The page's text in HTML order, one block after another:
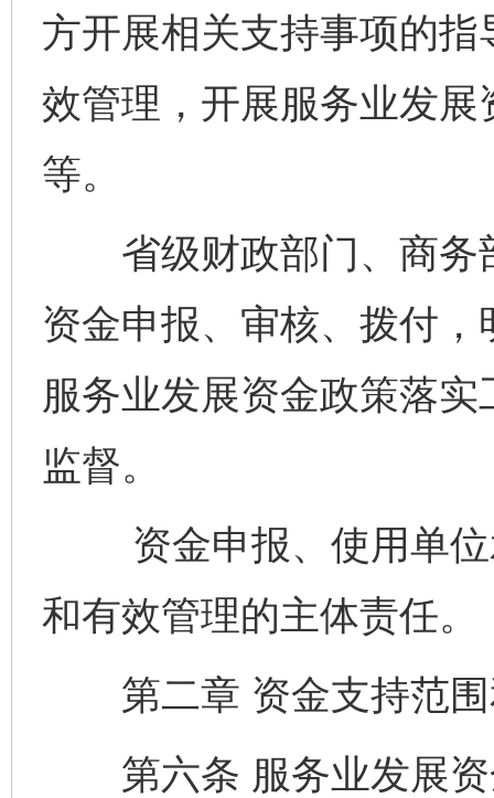
方开展相关支持事项的
效管理，开展服务业发
等。
省级财政部门、商务
资金申报、审核、拨付
服务业发展资金政策落
监督。
资金申报、使用单位
和有效管理的主体责任。
第二章 资金支持范围
第六条 服务业发展资